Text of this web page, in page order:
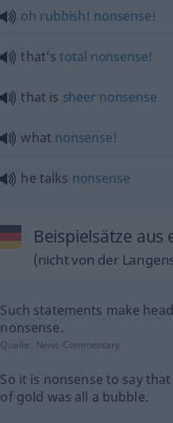
oh rubbish! nonsense!
that’stotal nonsense!
that is sheer nonsense
what nonsense!
he talks nonsense
Beispielsätze
(nicht von der
Such statements make
nonsense.
Quelle: News-Commentary
So it is nonsense to say
of gold was all a bubble.